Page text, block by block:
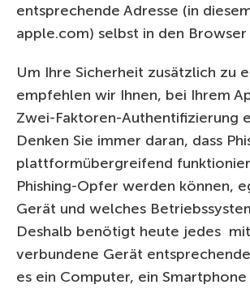
entsprechende Adresse (in
apple.com) selbst in den
Um Ihre Sicherheit zusätzlich zu
empfehlen wir Ihnen, bei Ihrem
Zwei-Faktoren-Authentifizierung
Denken Sie immer daran, dass
plattformübergreifend
Phishing-Opfer werden können,
Gerät und welches
Deshalb benötigt heute jedes
verbundene Gerät
es ein Computer, ein